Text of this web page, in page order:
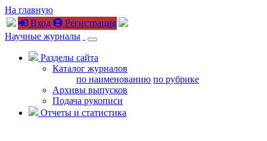
На главную
Вход
Регистрация
Научные журналы
Разделы сайта
Каталог журналов
по наименованию по рубрике
Архивы выпусков
Подача рукописи
Отчеты и статистика